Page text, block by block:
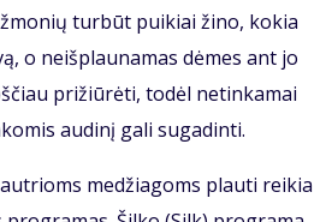
turbūt puikiai žino, kokia
o neišplaunamas dėmes ant jo
prižiūrėti, todėl netinkamai
audinį gali sugadinti.
medžiagoms plauti reikia